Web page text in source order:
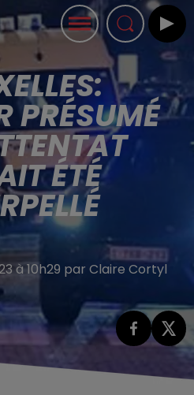
PRÉSUMÉ
ÉTÉ
à 10h29 par Claire Cortyl